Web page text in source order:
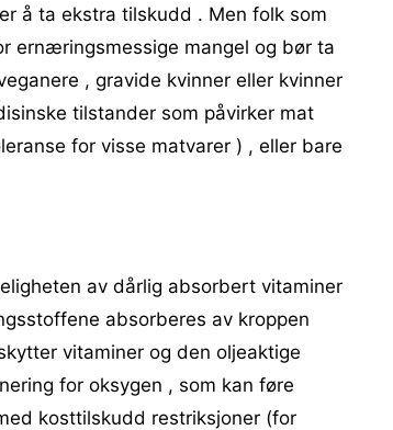
å ta ekstra tilskudd . Men folk som
ernæringsmessige mangel og bør ta
, gravide kvinner eller kvinner
tilstander som påvirker mat
for visse matvarer ) , eller bare
av dårlig absorbert vitaminer
absorberes av kroppen
vitaminer og den oljeaktige
for oksygen , som kan føre
kosttilskudd restriksjoner (for